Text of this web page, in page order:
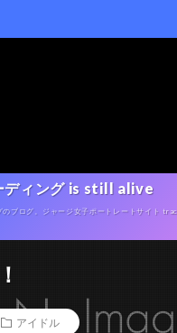
ディング is still alive
のブログ。ジャージ女子ポートレートサイト
アイドル